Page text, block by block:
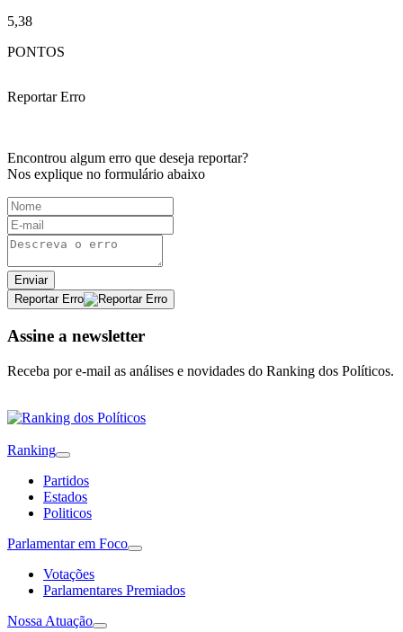
5,38
PONTOS
Reportar Erro
Encontrou algum erro que deseja reportar?
Nos explique no formulário abaixo
Enviar
Reportar Erro
Assine a newsletter
Receba por e-mail as análises e novidades do Ranking dos Políticos.
Ranking
Partidos
Estados
Politicos
Parlamentar em Foco
Votações
Parlamentares Premiados
Nossa Atuação